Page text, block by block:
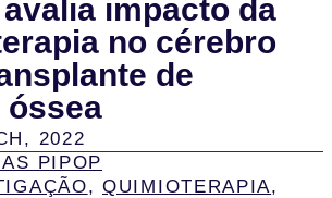
impacto da
no cérebro
de
óssea
2022
PIPOP
,QUIMIOTERAPIA,